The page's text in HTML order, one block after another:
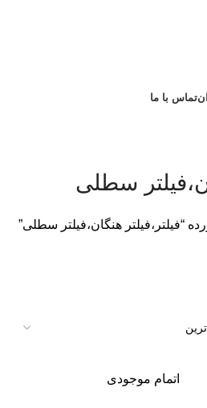
تماس با ما
سطلی
هنگان،فیلتر سطلی”
اتمام موجودی